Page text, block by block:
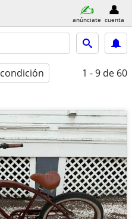
anúnciate cuenta
condición 1 - 9 de 60